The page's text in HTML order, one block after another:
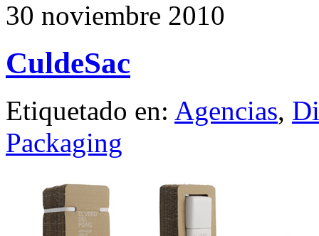
30 noviembre 2010
CuldeSac
Etiquetado en: Agencias,
Packaging